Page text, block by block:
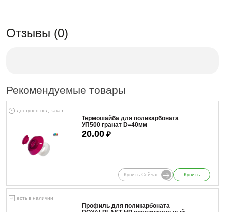
Отзывы (0)
Рекомендуемые товары
доступен под заказ
Термошайба для поликарбоната
УП500 гранат D=40мм
20.00 ₽
Купить Сейчас Купить
есть в наличии
Профиль для поликарбоната